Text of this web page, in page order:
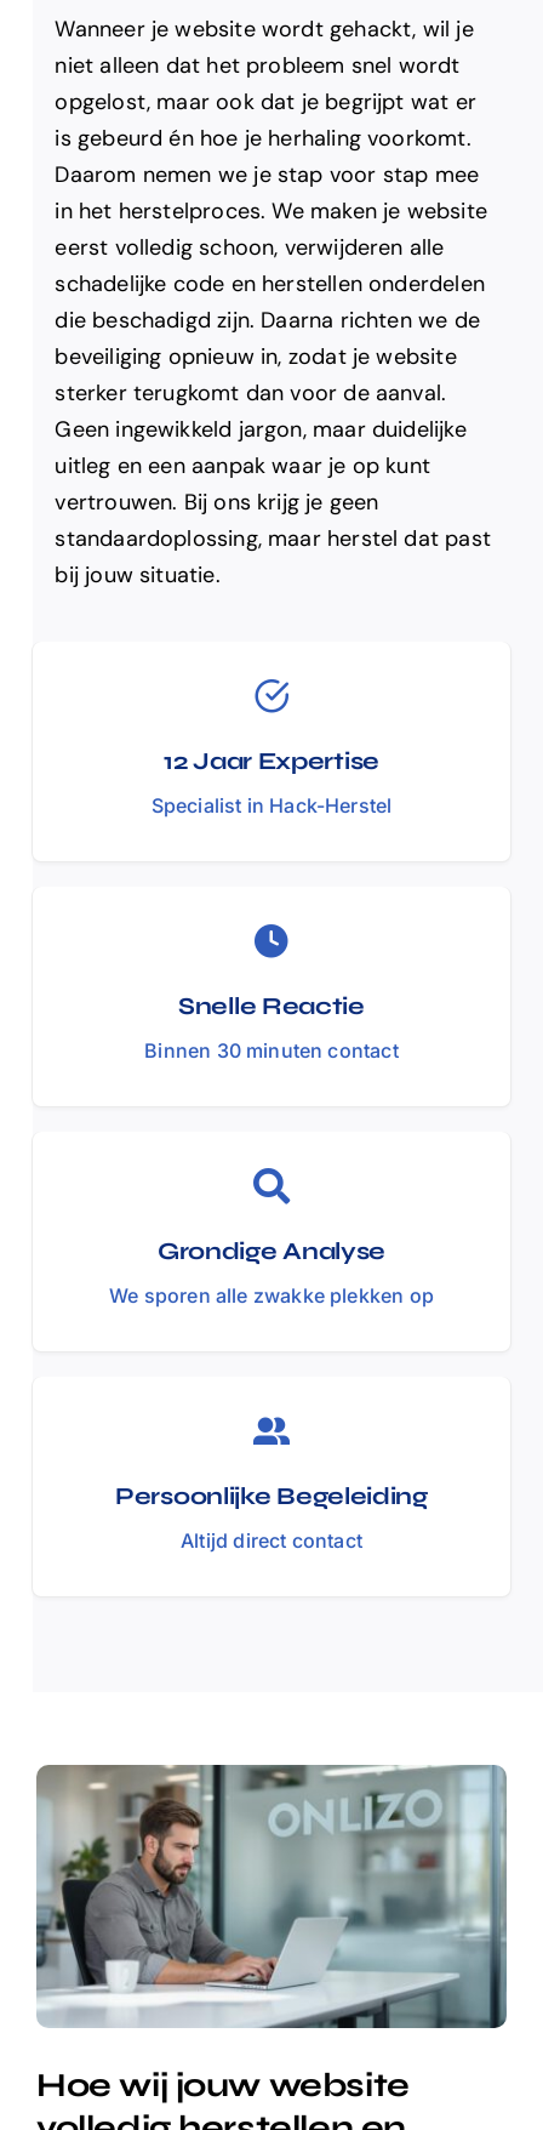
Wanneer je website wordt gehackt, wil je
niet alleen dat het probleem snel wordt
opgelost, maar ook dat je begrijpt wat er
is gebeurd én hoe je herhaling voorkomt.
Daarom nemen we je stap voor stap mee
in het herstelproces. We maken je website
eerst volledig schoon, verwijderen alle
schadelijke code en herstellen onderdelen
die beschadigd zijn. Daarna richten we de
beveiliging opnieuw in, zodat je website
sterker terugkomt dan voor de aanval.
Geen ingewikkeld jargon, maar duidelijke
uitleg en een aanpak waar je op kunt
vertrouwen. Bij ons krijg je geen
standaardoplossing, maar herstel dat past
bij jouw situatie.
12 Jaar Expertise
Specialist in Hack-Herstel
Snelle Reactie
Binnen 30 minuten contact
Grondige Analyse
We sporen alle zwakke plekken op
Persoonlijke Begeleiding
Altijd direct contact
Hoe wij jouw website